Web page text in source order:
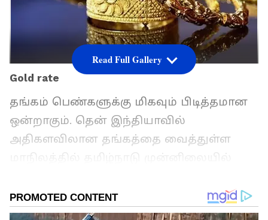
Gold rate
தங்கம் பெண்களுக்கு மிகவும் பிடித்தமான
ஒன்றாகும். தென் இந்தியாவில்
அதிகளவிலான தங்கத்தை வைத்துள்ள
பெண்களின் தங்க நகைகள் மீதான மோகம்
மிகவும் அதிகம் என்பது அனைவரும்
Read Full Gallery